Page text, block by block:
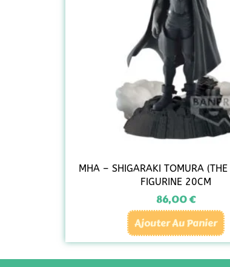
MHA – SHIGARAKI TOMURA
FIGURINE 20CM
86,00€
Ajouter Au Panier